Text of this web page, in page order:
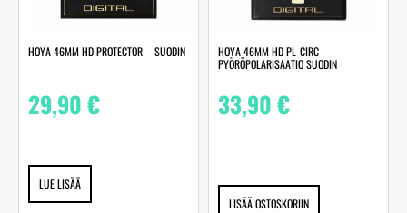
HOYA 46MM HD PROTECTOR – SUODIN
29,90€
LUE LISÄÄ
HOYA 46MM HD PL-CIRC –
PYÖRÖPOLARISAATIO SUODIN
33,90€
LISÄÄ OSTOSKORIIN